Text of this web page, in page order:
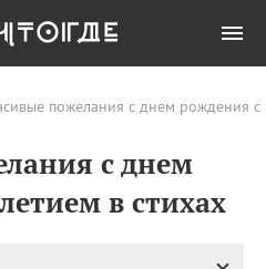
пожелания с днем рождения с
с днем
в стихах
ПРАЗДНИКИ Все
06.08 Преображение
Господне у западных
христиан